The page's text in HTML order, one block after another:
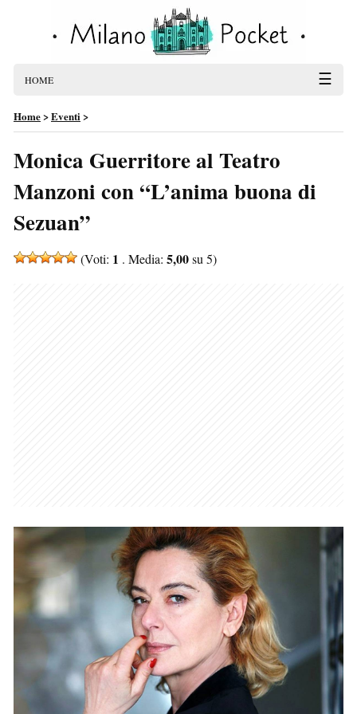
HOME ☰
Home>Eventi>
Monica Guerritore al Teatro
Manzoni con “L’anima buona di
Sezuan”
(Voti: 1 . Media: 5,00su 5)